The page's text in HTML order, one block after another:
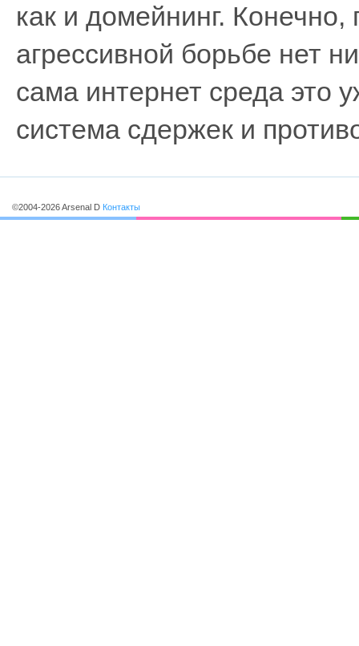
как и домейнинг.
агрессивной борьбе нет
сама интернет среда это
система сдержек и
©2004-2026 Arsenal D Контакты